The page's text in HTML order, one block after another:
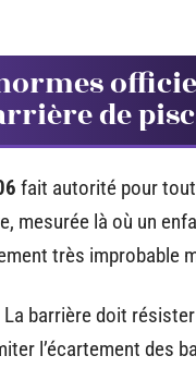
de
fait autorité pour
mesurée là où un
très improbable
barrière doit
l’écartement des